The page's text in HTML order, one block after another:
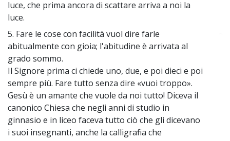
luce, che prima ancora di scattare arriva a noi la
luce.
5. Fare le cose con facilità vuol dire farle
abitualmente con gioia; l'abitudine è arrivata al
grado sommo.
Il Signore prima ci chiede uno, due, e poi dieci e poi
sempre più. Fare tutto senza dire «vuoi troppo».
Gesù è un amante che vuole da noi tutto! Diceva il
canonico Chiesa che negli anni di studio in
ginnasio e in liceo faceva tutto ciò che gli dicevano
i suoi insegnanti, anche la calligrafia che